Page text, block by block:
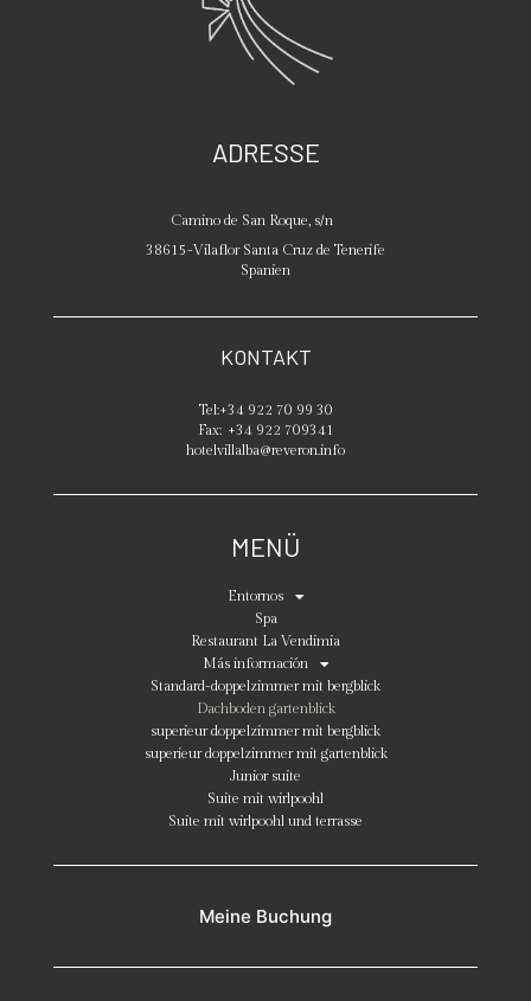
ADRESSE
Camino de San Roque, s/n
38615-Vilaflor Santa Cruz de Tenerife
Spanien
KONTAKT
Tel:+34 922 70 99 30
Fax: +34 922 709341
hotelvillalba@reveron.info
MENÜ
Entornos
Spa
Restaurant La Vendimia
Más información
Standard-doppelzimmer mit bergblick
Dachboden gartenblick
superieur doppelzimmer mit bergblick
superieur doppelzimmer mit gartenblick
Junior suite
Suite mit wirlpoohl
Suite mit wirlpoohl und terrasse
Meine Buchung